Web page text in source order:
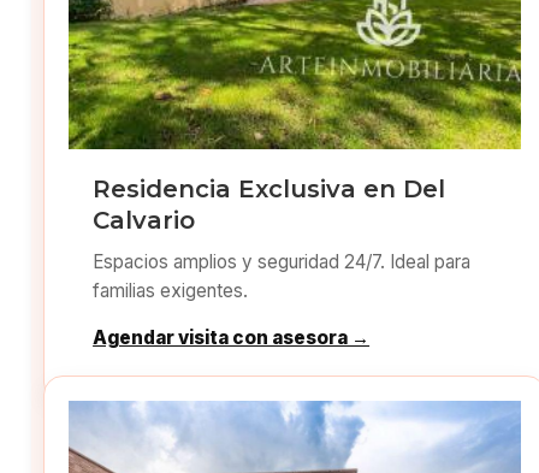
Residencia Exclusiva en Del
Calvario
Espacios amplios y seguridad 24/7. Ideal para
familias exigentes.
Agendar visita con asesora →